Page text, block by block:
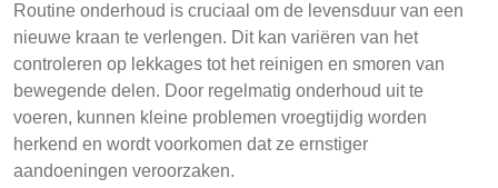
Routine onderhoud is cruciaal om de levensduur van een
nieuwe kraan te verlengen. Dit kan variëren van het
controleren op lekkages tot het reinigen en smoren van
bewegende delen. Door regelmatig onderhoud uit te
voeren, kunnen kleine problemen vroegtijdig worden
herkend en wordt voorkomen dat ze ernstiger
aandoeningen veroorzaken.